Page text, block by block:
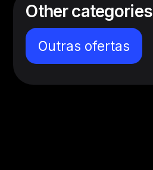
Other categories
Outras ofertas